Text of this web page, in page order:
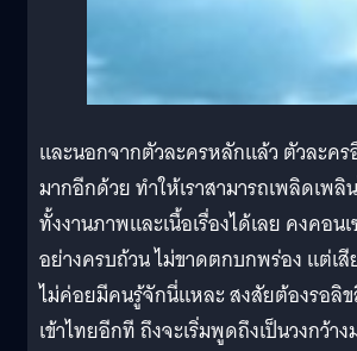
และนอกจากตัวละครหลักแล้ว ตัวละคร
มากอีกด้วย ทำให้เราสามารถเพลิดเพลิ
ทั้งงานภาพและเนื้อเรื่องได้เลย คงคอน
อย่างครบถ้วน ไม่ขาดตกบกพร่อง แต่เ
ไม่ค่อยมีคนรู้จักนี่แหละ สงสัยต้องรอลิ
เข้าไทยอีกที ถึงจะเริ่มพูดถึงเป็นวงกว้า